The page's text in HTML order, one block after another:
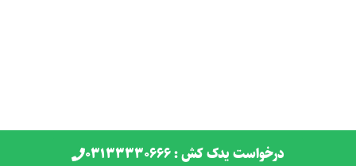
درخواست یدک کش : ۰۳۱۳۳۳۳۰۶۶۶